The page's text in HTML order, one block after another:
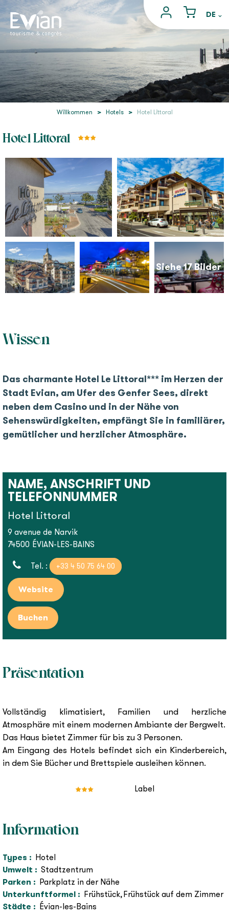
Willkommen > Hotels > Hotel Littoral
Hotel Littoral
Siehe 17 Bilder
1 17
Wissen
Das charmante Hotel Le Littoral*** im Herzen der
Stadt Evian, am Ufer des Genfer Sees, direkt
neben dem Casino und in der Nähe von
Sehenswürdigkeiten, empfängt Sie in familiärer,
gemütlicher und herzlicher Atmosphäre.
NAME, ANSCHRIFT UND
TELEFONNUMMER
Hotel Littoral
9 avenue de Narvik
74500 ÉVIAN-LES-BAINS
Tel. :
+33 4 50 75 64 00
Website
Präsentation
Vollständig klimatisiert, Familien und herzliche
Atmosphäre mit einem modernen Ambiante der Bergwelt.
Das Haus bietet Zimmer für bis zu 3 Personen.
Am Eingang des Hotels befindet sich ein Kinderbereich,
in dem Sie Bücher und Brettspiele ausleihen können.
Label
Information
Types : Hotel
Umwelt : Stadtzentrum
Parken : Parkplatz in der Nähe
Unterkunftformel : Frühstück Frühstück auf dem Zimmer
Städte : Évian-les-Bains